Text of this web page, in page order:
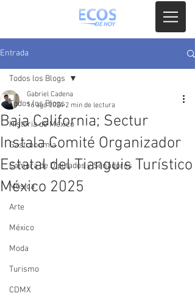
Entrada
Todos los Blogs
Historia de México
Gastronomia
Camara de Diputados y Senadores
Música
Arte
México
Moda
Turismo
CDMX
Todos los Blogs
Baja California; Sectur
Instala Comité Organizador
Estatal del Tianguis Turístico
México 2025
Gabriel Cadena
16 ago 2024 2 min de lectura